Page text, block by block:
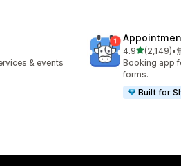
& events
4.95つ星中
(2,149)
合計レビュー•
Booking app
forms.
Built for